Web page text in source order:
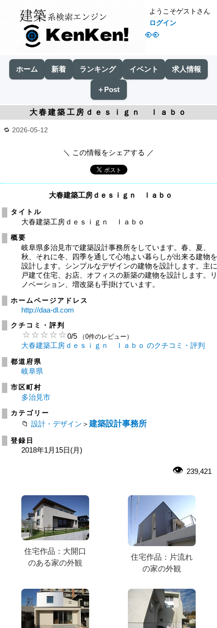
👀
ようこそゲストさん
ログイン
ホーム 新着 ランキング イベント 求人情報
＋Post
大春建築工房ｄｅｓｉｇｎ ｌａｂｏ
2026-05-12
＼ この情報をシェアする ／
大春建築工房ｄｅｓｉｇｎ ｌａｂｏ
タイトル
大春建築工房ｄｅｓｉｇｎ ｌａｂｏ
概要
岐阜県多治見市で建築設計事務所をしています。春、夏、
秋、それに冬、四季を通して心地よい暮らしが出来る建物
設計します。シンプルなデザインの建物を設計します。主
戸建て住宅、お店、オフィスの新築の建物を設計します。
ノベーション、増改築も手掛けています。
ホームページアドレス
http://daa-dl.com
クチコミ・評判
0/5 （0件のレビュー）
大春建築工房ｄｅｓｉｇｎ ｌａｂｏ のクチコミ・評判
都道府県
岐阜県
市区町村
多治見市
カテゴリー
設計・デザイン ＞ 建築設計事務所
登録日
2018年1月15日(月)
239,421
住宅作品：大開口
のある家の外観
住宅作品：片流れ
の家の外観